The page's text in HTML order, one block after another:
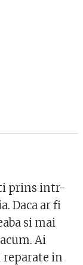
prins intr-
Daca ar fi
si mai
Ai
reparate in